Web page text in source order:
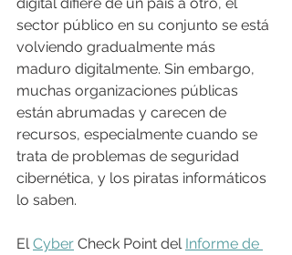
sector público en su conjunto se está
volviendo gradualmente más
maduro digitalmente. Sin embargo,
muchas organizaciones públicas
están abrumadas y carecen de
recursos, especialmente cuando se
trata de problemas de seguridad
cibernética, y los piratas informáticos
lo saben.
El Cyber Check Point del Informe de